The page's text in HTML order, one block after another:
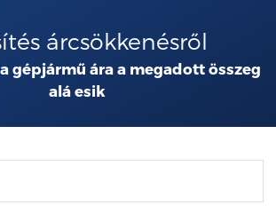
árcsökkenésről
gépjármű ára a megadott összeg
alá esik